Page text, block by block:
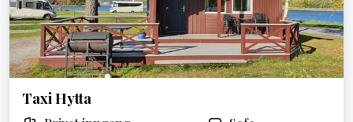
Taxi Hytta